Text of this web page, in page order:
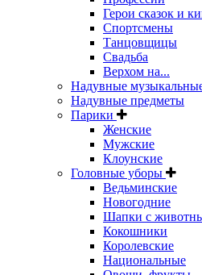
Герои сказок и
Спортсмены
Танцовщицы
Свадьба
Верхом на...
Надувные
Надувные предметы
Парики
Женские
Мужские
Клоунские
Головные уборы
Ведьминские
Новогодние
Шапки с
Кокошники
Королевские
Национальные